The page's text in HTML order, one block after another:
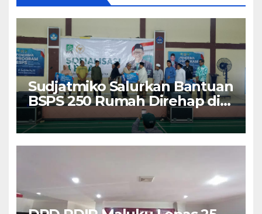
Sudjatmiko Salurkan Bantuan
BSPS 250 Rumah Direhap di
Depok